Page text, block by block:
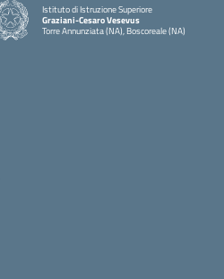
Istituto di Istruzione Superiore
Graziani-Cesaro Vesevus
Torre Annunziata (NA), Boscoreale (NA)